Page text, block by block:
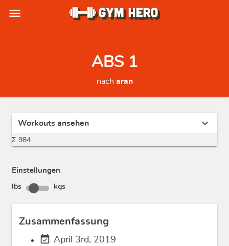
menu
ABS 1
nach aran
Workouts ansehen expand_more
Σ 984
Einstellungen
lbs kgs
Zusammenfassung
event_available April 3rd, 2019